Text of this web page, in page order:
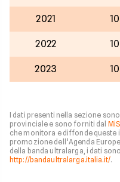
2021
2022
2023
I dati presenti nella sezione
provinciale e sono forniti dal
che monitora e diffonde
promozione dell’Agenda
della banda ultralarga, i dati
http://bandaultralarga.italia.it/.